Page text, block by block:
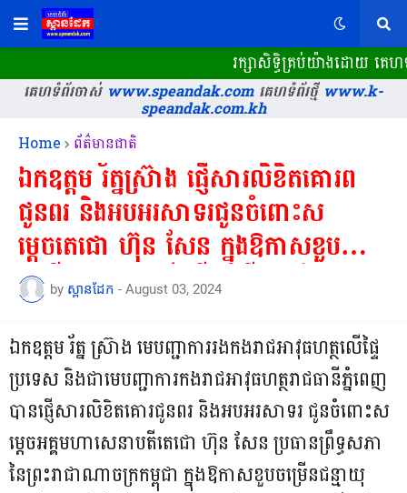
រក្សាសិទ្ធិគ្រប់យ៉ាងដោយ គ
គេហទំព័រចាស់www.speandak.comគេហទំព័រថ្មីwww.k-
speandak.com.kh
Home ព័ត៌មានជាតិ
ឯកឧត្តម រ័ត្ន​ស្រ៊ាង ផ្ញើសារលិខិតគោរព
ជូនពរ និងអបអរសាទរជូនចំពោះស
ម្តេចតេជោ ហ៊ុន សែន ក្នុងឱកាសខួប
ចម្រើនជន្មាយុនៅថ្ងៃទី៥ សីហា ដែលជា
ថ្ងៃប្រវត្តិសាស្ត្រនៃការបើកការ
ដ្ឋានសាងសង់ «ព្រែកជីកហ្វូណនតេជោ»..
by ស្ពានដែក - August 03, 2024
ឯកឧត្តម រ័ត្ន ស្រ៊ាង មេបញ្ជាការរងកងរាជអាវុធហត្ថលើផ្ទៃ
ប្រទេស និងជាមេបញ្ជាការកងរាជអាវុធហត្ថរាជធានីភ្នំពេញ
បានផ្ញើសារលិខិតគោរជូនពរ និងអបអរសាទរ ជូនចំពោះស
ម្តេចអគ្គមហាសេនាបតីតេជោ ហ៊ុន សែន ប្រធានព្រឹទ្ធសភា
នៃព្រះរាជាណាចក្រកម្ពុជា ក្នុងឱកាសខួបចម្រើនជន្មាយុ